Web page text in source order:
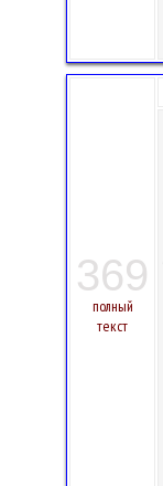
369
полный
текст